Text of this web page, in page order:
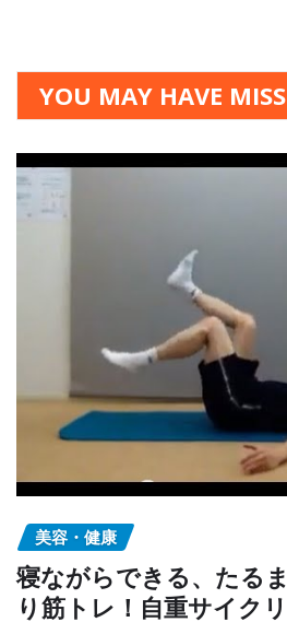
YOU MAY HAVE
美容・健康
寝ながらできる、たる
り筋トレ！自重サイク